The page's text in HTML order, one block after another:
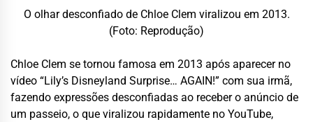
O olhar desconfiado de Chloe Clem viralizou em 2013.
(Foto: Reprodução)
Chloe Clem se tornou famosa em 2013 após aparecer no
vídeo “Lily’s Disneyland Surprise… AGAIN!” com sua irmã,
fazendo expressões desconfiadas ao receber o anúncio de
um passeio, o que viralizou rapidamente no YouTube,